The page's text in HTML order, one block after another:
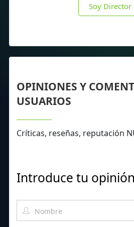
Soy Director
OPINIONES Y
USUARIOS
Críticas, reseñas, reputación
Introduce tu opinión